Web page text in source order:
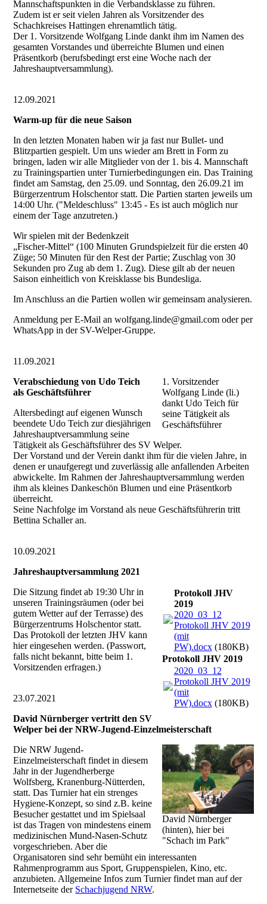
Mannschaftspunkten in die Verbandsklasse zu führen.
Zudem ist er seit vielen Jahren als Vorsitzender des
Schachkreises Hattingen ehrenamtlich tätig.
Der 1. Vorsitzende Wolfgang Linde dankt ihm im Namen des
gesamten Vorstandes und überreichte Blumen und einen
Präsentkorb (berufsbedingt erst eine Woche nach der
Jahreshauptversammlung).
12.09.2021
Warm-up für die neue Saison
In den letzten Monaten haben wir ja fast nur Bullet- und
Blitzpartien gespielt. Um uns wieder am Brett in Form zu
bringen, laden wir alle Mitglieder von der 1. bis 4. Mannschaft
zu Trainingspartien unter Turnierbedingungen ein. Das Training
findet am Samstag, den 25.09. und Sonntag, den 26.09.21 im
Bürgerzentrum Holschentor statt. Die Partien starten jeweils um
14:00 Uhr. ("Meldeschluss" 13:45 - Es ist auch möglich nur
einem der Tage anzutreten.)
Wir spielen mit der Bedenkzeit
„Fischer-Mittel“ (100 Minuten Grundspielzeit für die ersten 40
Züge; 50 Minuten für den Rest der Partie; Zuschlag von 30
Sekunden pro Zug ab dem 1. Zug). Diese gilt ab der neuen
Saison einheitlich von Kreisklasse bis Bundesliga.
Im Anschluss an die Partien wollen wir gemeinsam analysieren.
Anmeldung per E-Mail an wolfgang.linde@gmail.com oder per
WhatsApp in der SV-Welper-Gruppe.
11.09.2021
1. Vorsitzender
Wolfgang Linde (li.)
dankt Udo Teich für
seine Tätigkeit als
Geschäftsführer
Verabschiedung von Udo Teich
als Geschäftsführer
Altersbedingt auf eigenen Wunsch
beendete Udo Teich zur diesjährigen
Jahreshauptversammlung seine
Tätigkeit als Geschäftsführer des SV Welper.
Der Vorstand und der Verein dankt ihm für die vielen Jahre, in
denen er unaufgeregt und zuverlässig alle anfallenden Arbeiten
abwickelte. Im Rahmen der Jahreshauptversammlung werden
ihm als kleines Dankeschön Blumen und eine Präsentkorb
überreicht.
Seine Nachfolge im Vorstand als neue Geschäftsführerin tritt
Bettina Schaller an.
10.09.2021
Jahreshauptversammlung 2021
Protokoll JHV
2019
2020_03_12
Protokoll JHV 2019
(mit
PW).docx(180KB)
Protokoll JHV 2019
2020_03_12
Protokoll JHV 2019
(mit
PW).docx(180KB)
Die Sitzung findet ab 19:30 Uhr in
unseren Trainingsräumen (oder bei
gutem Wetter auf der Terrasse) des
Bürgerzentrums Holschentor statt.
Das Protokoll der letzten JHV kann
hier eingesehen werden. (Passwort,
falls nicht bekannt, bitte beim 1.
Vorsitzenden erfragen.)
23.07.2021
David Nürnberger vertritt den SV
Welper bei der NRW-Jugend-Einzelmeisterschaft
David Nürnberger
(hinten), hier bei
"Schach im Park"
Die NRW Jugend-
Einzelmeisterschaft findet in diesem
Jahr in der Jugendherberge
Wolfsberg, Kranenburg-Nütterden,
statt. Das Turnier hat ein strenges
Hygiene-Konzept, so sind z.B. keine
Besucher gestattet und im Spielsaal
ist das Tragen von mindestens einem
medizinischen Mund-Nasen-Schutz
vorgeschrieben. Aber die
Organisatoren sind sehr bemüht ein interessanten
Rahmenprogramm aus Sport, Gruppenspielen, Kino, etc.
anzubieten. Allgemeine Infos zum Turnier findet man auf der
Internetseite der Schachjugend NRW.